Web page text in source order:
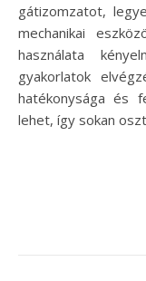
gátizomzatot,
mechanikai
használata
gyakorlatok
hatékonysága és
lehet, így sokan